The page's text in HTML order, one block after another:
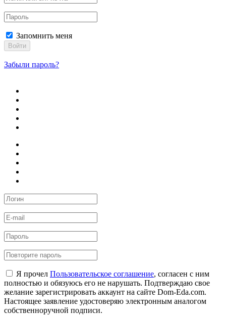
Запомнить меня
Войти
Забыли пароль?
Я прочел Пользовательское соглашение, согласен с ним
полностью и обязуюсь его не нарушать. Подтверждаю свое
желание зарегистрировать аккаунт на сайте Dom-Eda.com.
Настоящее заявление удостоверяю электронным аналогом
собственноручной подписи.